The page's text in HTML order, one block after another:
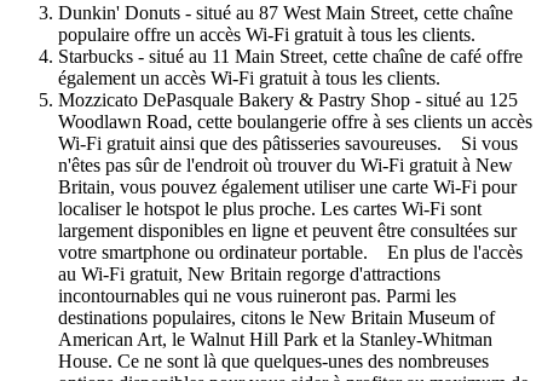
Dunkin' Donuts - situé au 87 West Main Street, cette chaîne
populaire offre un accès Wi-Fi gratuit à tous les clients.
Starbucks - situé au 11 Main Street, cette chaîne de café offre
également un accès Wi-Fi gratuit à tous les clients.
Mozzicato DePasquale Bakery & Pastry Shop - situé au 125
Woodlawn Road, cette boulangerie offre à ses clients un accès
Wi-Fi gratuit ainsi que des pâtisseries savoureuses. Si vous
n'êtes pas sûr de l'endroit où trouver du Wi-Fi gratuit à New
Britain, vous pouvez également utiliser une carte Wi-Fi pour
localiser le hotspot le plus proche. Les cartes Wi-Fi sont
largement disponibles en ligne et peuvent être consultées sur
votre smartphone ou ordinateur portable. En plus de l'accès
au Wi-Fi gratuit, New Britain regorge d'attractions
incontournables qui ne vous ruineront pas. Parmi les
destinations populaires, citons le New Britain Museum of
American Art, le Walnut Hill Park et la Stanley-Whitman
House. Ce ne sont là que quelques-unes des nombreuses